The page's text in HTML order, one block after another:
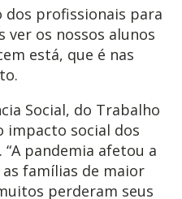
dos profissionais para
ver os nossos alunos
está, que é nas
Social, do Trabalho
impacto social dos
pandemia afetou a
famílias de maior
perderam seus